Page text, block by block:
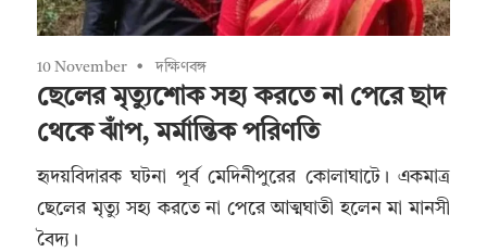
10 November দক্ষিণবঙ্গ
ছেলের মৃত্যুশোক সহ্য করতে না পেরে ছাদ
থেকে ঝাঁপ, মর্মান্তিক পরিণতি
হৃদয়বিদারক ঘটনা পূর্ব মেদিনীপুরের কোলাঘাটে। একমাত্র
ছেলের মৃত্যু সহ্য করতে না পেরে আত্মঘাতী হলেন মা মানসী
বৈদ্য।